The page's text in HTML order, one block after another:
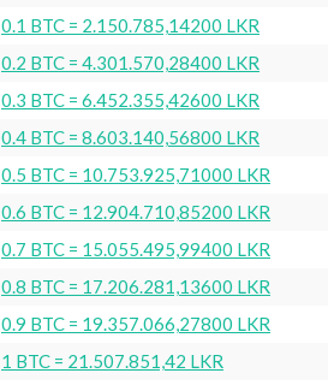
0.1 BTC = 2.150.785,14200 LKR
0.2 BTC = 4.301.570,28400 LKR
0.3 BTC = 6.452.355,42600 LKR
0.4 BTC = 8.603.140,56800 LKR
0.5 BTC = 10.753.925,71000 LKR
0.6 BTC = 12.904.710,85200 LKR
0.7 BTC = 15.055.495,99400 LKR
0.8 BTC = 17.206.281,13600 LKR
0.9 BTC = 19.357.066,27800 LKR
1 BTC = 21.507.851,42 LKR